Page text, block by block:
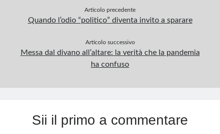
Articolo precedente
Quando l’odio “politico” diventa invito a sparare
Articolo successivo
Messa dal divano all’altare: la verità che la pandemia
ha confuso
Sii il primo a commentare